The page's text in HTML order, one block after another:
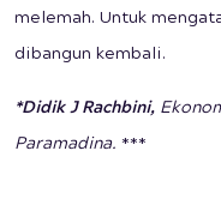
melemah. Untuk
dibangun kembali.
*Didik J Rachbini,
Paramadina. ***